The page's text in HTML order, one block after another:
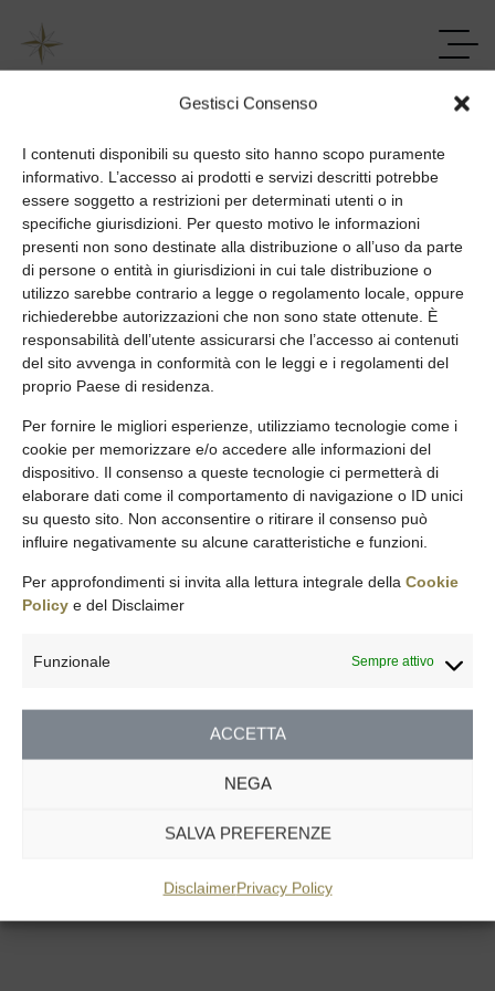
Gestisci Consenso
I contenuti disponibili su questo sito hanno scopo puramente
informativo. L’accesso ai prodotti e servizi descritti potrebbe
essere soggetto a restrizioni per determinati utenti o in
specifiche giurisdizioni. Per questo motivo le informazioni
presenti non sono destinate alla distribuzione o all’uso da parte
di persone o entità in giurisdizioni in cui tale distribuzione o
utilizzo sarebbe contrario a legge o regolamento locale, oppure
richiederebbe autorizzazioni che non sono state ottenute. È
responsabilità dell’utente assicurarsi che l’accesso ai contenuti
del sito avvenga in conformità con le leggi e i regolamenti del
proprio Paese di residenza.
Per fornire le migliori esperienze, utilizziamo tecnologie come i
cookie per memorizzare e/o accedere alle informazioni del
dispositivo. Il consenso a queste tecnologie ci permetterà di
elaborare dati come il comportamento di navigazione o ID unici
su questo sito. Non acconsentire o ritirare il consenso può
influire negativamente su alcune caratteristiche e funzioni.
Per approfondimenti si invita alla lettura integrale della Cookie
Policy e del Disclaimer
Funzionale Sempre attivo
ACCETTA
NEGA
SALVA PREFERENZE
DisclaimerPrivacy Policy
Our Industries
Home Our Industries
2026 © All rights reserved by